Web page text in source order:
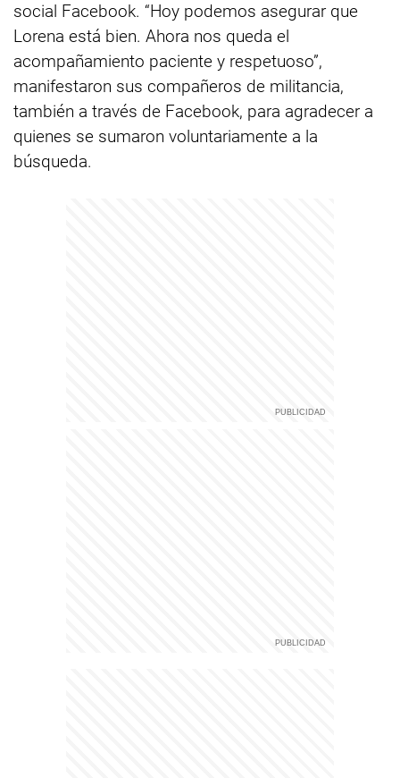
social Facebook. “Hoy podemos asegurar que
Lorena está bien. Ahora nos queda el
acompañamiento paciente y respetuoso”,
manifestaron sus compañeros de militancia,
también a través de Facebook, para agradecer a
quienes se sumaron voluntariamente a la
búsqueda.